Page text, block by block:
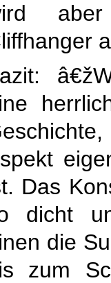
Das
dicht
die
zum